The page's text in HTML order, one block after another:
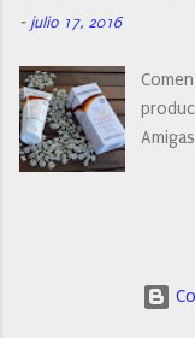
- julio 17, 2016